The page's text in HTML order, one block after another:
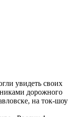
увидеть своих
дорожного
на ток-шоу